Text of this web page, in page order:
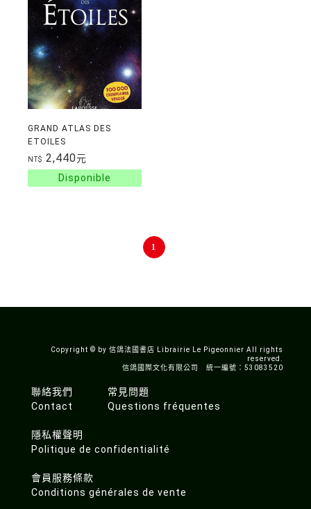
GRAND ATLAS DES
ETOILES
NT$ 2,440元
1
Copyright © by 信鴿法國書店 Librairie Le Pigeonnier All rights
reserved.
信鴿國際文化有限公司 統一編號：53083520
聯絡我們
Contact
常見問題
Questions fréquentes
隱私權聲明
Politique de confidentialité
會員服務條款
Conditions générales de vente